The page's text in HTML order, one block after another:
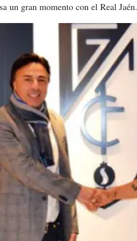
un gran momento con el Real Jaén.